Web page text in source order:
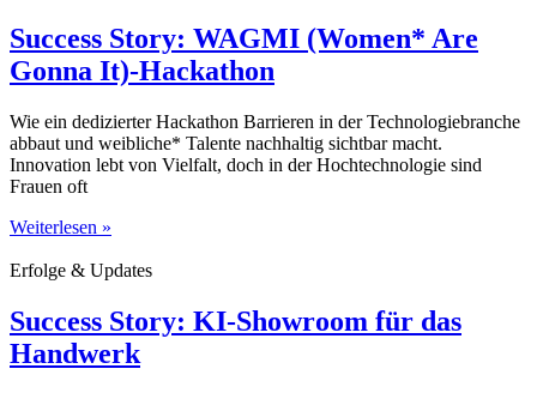
Success Story: WAGMI (Women* Are
Gonna It)-Hackathon
Wie ein dedizierter Hackathon Barrieren in der Technologiebranche
abbaut und weibliche* Talente nachhaltig sichtbar macht.
Innovation lebt von Vielfalt, doch in der Hochtechnologie sind
Frauen oft
Weiterlesen »
Erfolge & Updates
Success Story: KI-Showroom für das
Handwerk